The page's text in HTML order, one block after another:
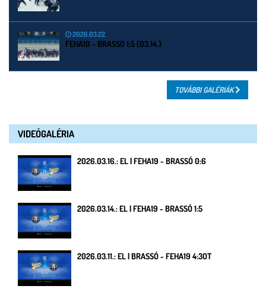
2026.03.22.
FEHA19 - BRASSÓ 1:5 (03.14.)
TOVÁBBI GALÉRIÁK
VIDEÓGALÉRIA
2026.03.16.: EL | FEHA19 - BRASSÓ 0:6
2026.03.14.: EL | FEHA19 - BRASSÓ 1:5
2026.03.11.: EL | BRASSÓ - FEHA19 4:3OT